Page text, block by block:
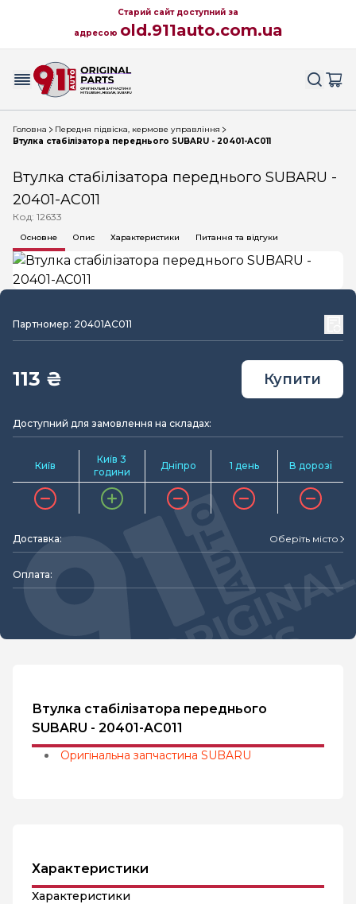
Старий сайт доступний за
адресою old.911auto.com.ua
Головна
Передня підвіска, кермове управління
Втулка стабілізатора переднього SUBARU - 20401-AC011
Втулка стабілізатора переднього SUBARU -
20401-AC011
Код: 12633
Основне Опис Характеристики Питання та відгуки
Партномер: 20401AC011
113 ₴ Купити
Доступний для замовлення на складах:
Київ
Київ 3
години
Дніпро 1 день В дорозі
Доставка: Оберіть місто
Оплата:
Втулка стабілізатора переднього
SUBARU - 20401-AC011
Оригінальна запчастина SUBARU
Характеристики
Характеристики